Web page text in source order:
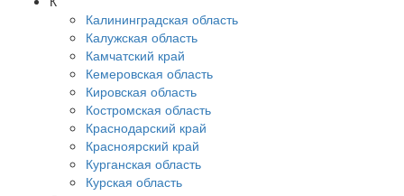
Калининградская область
Калужская область
Камчатский край
Кемеровская область
Кировская область
Костромская область
Краснодарский край
Красноярский край
Курганская область
Курская область